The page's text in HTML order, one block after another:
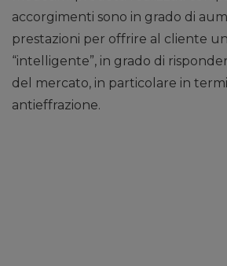
accorgimenti sono in grado di
prestazioni per offrire al cliente
“intelligente”, in grado di
del mercato, in particolare in
antieffrazione.